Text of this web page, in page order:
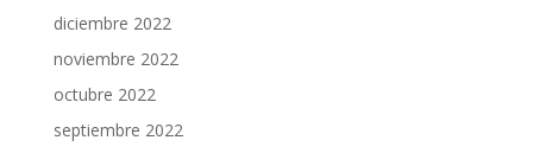
diciembre 2022
noviembre 2022
octubre 2022
septiembre 2022